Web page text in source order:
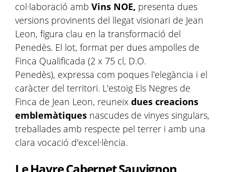
col·laboració amb Vins NOE, presenta dues
versions provinents del llegat visionari de Jean
Leon, figura clau en la transformació del
Penedès. El lot, format per dues ampolles de
Finca Qualificada (2 x 75 cl, D.O.
Penedès), expressa com poques l'elegància i el
caràcter del territori. L'estoig Els Negres de
Finca de Jean Leon, reuneix dues creacions
emblemàtiques nascudes de vinyes singulars,
treballades amb respecte pel terrer i amb una
clara vocació d'excel·lència.